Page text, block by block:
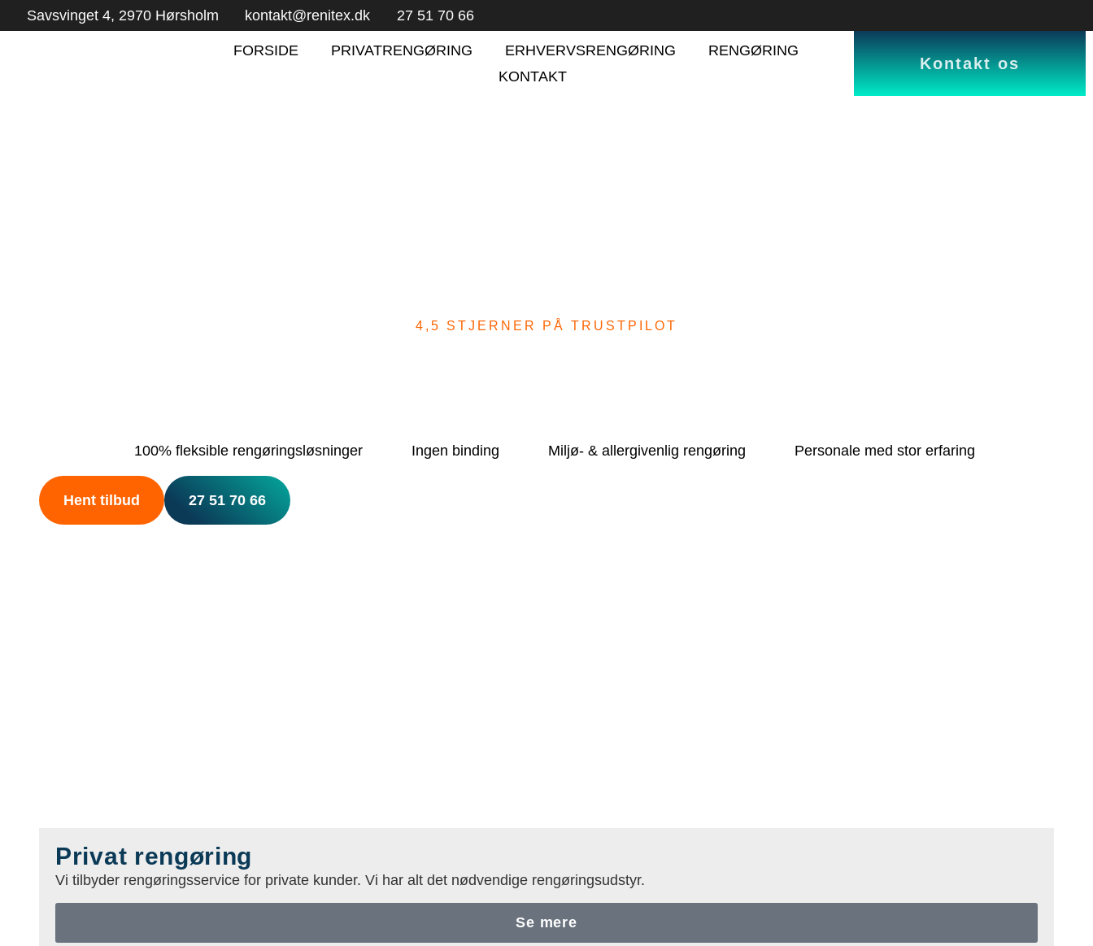
Savsvinget 4, 2970 Hørsholm kontakt@renitex.dk 27 51 70 66
FORSIDE PRIVATRENGØRING ERHVERVSRENGØRING
RENGØRING
KONTAKT
Kontakt os
4,5 STJERNER PÅ TRUSTPILOT
100% fleksible rengøringsløsninger Ingen binding Miljø- & allergivenlig rengøring Personale med stor erfaring
Hent tilbud 27 51 70 66
Privat rengøring
Vi tilbyder rengøringsservice for private kunder. Vi har alt det nødvendige rengøringsudstyr.
Se mere